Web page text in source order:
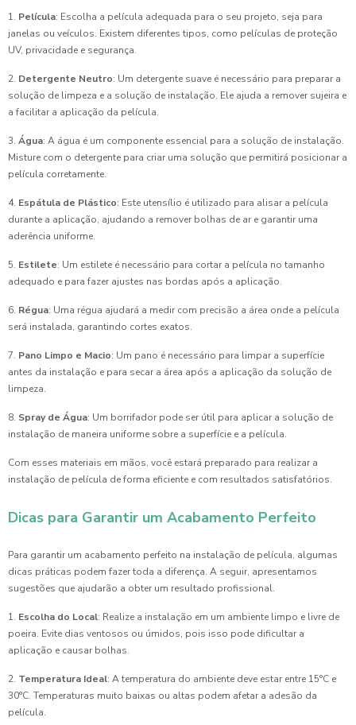
1. Película: Escolha a película adequada para o seu projeto, seja para
janelas ou veículos. Existem diferentes tipos, como películas de proteção
UV, privacidade e segurança.
2. Detergente Neutro: Um detergente suave é necessário para preparar a
solução de limpeza e a solução de instalação. Ele ajuda a remover sujeira e
a facilitar a aplicação da película.
3. Água: A água é um componente essencial para a solução de instalação.
Misture com o detergente para criar uma solução que permitirá posicionar a
película corretamente.
4. Espátula de Plástico: Este utensílio é utilizado para alisar a película
durante a aplicação, ajudando a remover bolhas de ar e garantir uma
aderência uniforme.
5. Estilete: Um estilete é necessário para cortar a película no tamanho
adequado e para fazer ajustes nas bordas após a aplicação.
6. Régua: Uma régua ajudará a medir com precisão a área onde a película
será instalada, garantindo cortes exatos.
7. Pano Limpo e Macio: Um pano é necessário para limpar a superfície
antes da instalação e para secar a área após a aplicação da solução de
limpeza.
8. Spray de Água: Um borrifador pode ser útil para aplicar a solução de
instalação de maneira uniforme sobre a superfície e a película.
Com esses materiais em mãos, você estará preparado para realizar a
instalação de película de forma eficiente e com resultados satisfatórios.
Dicas para Garantir um Acabamento Perfeito
Para garantir um acabamento perfeito na instalação de película, algumas
dicas práticas podem fazer toda a diferença. A seguir, apresentamos
sugestões que ajudarão a obter um resultado profissional.
1. Escolha do Local: Realize a instalação em um ambiente limpo e livre de
poeira. Evite dias ventosos ou úmidos, pois isso pode dificultar a
aplicação e causar bolhas.
2. Temperatura Ideal: A temperatura do ambiente deve estar entre 15°C e
30°C. Temperaturas muito baixas ou altas podem afetar a adesão da
película.